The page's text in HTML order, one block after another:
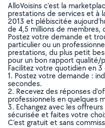
AlloVoisins c’est la
prestations de services et à
2013 et plébiscitée
de 4,5 millions de
Postez votre demande et
particulier ou un
prestations, du plus petit
pour un bon rapport qualité/
Facilitez votre quotidien en
1. Postez votre demande :
secondes.
2. Recevez des réponses
professionnels en quelques
3. Echangez avec les
sécurisée et faites votre
C’est gratuit et sans